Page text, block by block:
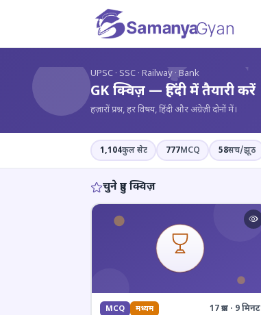
? UPSC · SSC · Railway · Bank
GK क्विज़ — हिंदी में तैयारी करें
हज़ारों प्रश्न, हर विषय, हिंदी और अंग्रेज़ी दोनों में।
1,104कुल सेट 777MCQ 58सच/झूठ
चुने हुए क्विज़
MCQ मध्यम 17 प्रश्न · 9 मिनट